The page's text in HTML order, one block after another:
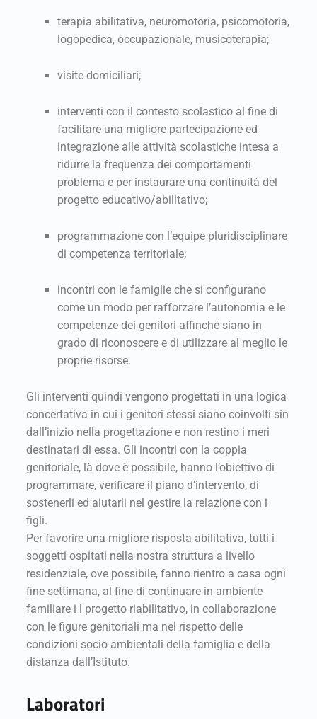
terapia abilitativa, neuromotoria, psicomotoria,
logopedica, occupazionale, musicoterapia;
visite domiciliari;
interventi con il contesto scolastico al fine di
facilitare una migliore partecipazione ed
integrazione alle attività scolastiche intesa a
ridurre la frequenza dei comportamenti
problema e per instaurare una continuità del
progetto educativo/abilitativo;
programmazione con l’equipe pluridisciplinare
di competenza territoriale;
incontri con le famiglie che si configurano
come un modo per rafforzare l’autonomia e le
competenze dei genitori affinché siano in
grado di riconoscere e di utilizzare al meglio le
proprie risorse.
Gli interventi quindi vengono progettati in una logica
concertativa in cui i genitori stessi siano coinvolti sin
dall’inizio nella progettazione e non restino i meri
destinatari di essa. Gli incontri con la coppia
genitoriale, là dove è possibile, hanno l’obiettivo di
programmare, verificare il piano d’intervento, di
sostenerli ed aiutarli nel gestire la relazione con i
figli.
Per favorire una migliore risposta abilitativa, tutti i
soggetti ospitati nella nostra struttura a livello
residenziale, ove possibile, fanno rientro a casa ogni
fine settimana, al fine di continuare in ambiente
familiare i l progetto riabilitativo, in collaborazione
con le figure genitoriali ma nel rispetto delle
condizioni socio-ambientali della famiglia e della
distanza dall’Istituto.
Laboratori